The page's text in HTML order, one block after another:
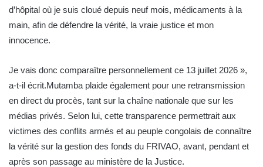
d’hôpital où je suis cloué depuis neuf mois, médicaments à la
main, afin de défendre la vérité, la vraie justice et mon
innocence.
Je vais donc comparaître personnellement ce 13 juillet 2026 »,
a-t-il écrit.Mutamba plaide également pour une retransmission
en direct du procès, tant sur la chaîne nationale que sur les
médias privés. Selon lui, cette transparence permettrait aux
victimes des conflits armés et au peuple congolais de connaître
la vérité sur la gestion des fonds du FRIVAO, avant, pendant et
après son passage au ministère de la Justice.